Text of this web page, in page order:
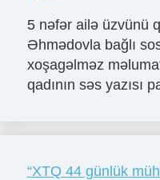
5 nəfər ailə üzvünü
Əhmədovla bağlı
xoşagəlməz
qadının səs yazısı
“XTQ 44 günlük